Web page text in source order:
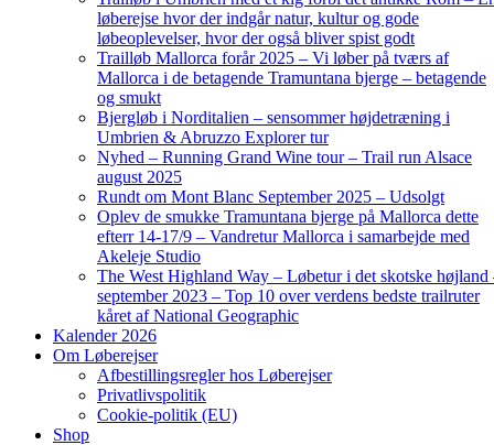
løberejse hvor der indgår natur, kultur og gode
løbeoplevelser, hvor der også bliver spist godt
Trailløb Mallorca forår 2025 – Vi løber på tværs af
Mallorca i de betagende Tramuntana bjerge – betagende
og smukt
Bjergløb i Norditalien – sensommer højdetræning i
Umbrien & Abruzzo Explorer tur
Nyhed – Running Grand Wine tour – Trail run Alsace
august 2025
Rundt om Mont Blanc September 2025 – Udsolgt
Oplev de smukke Tramuntana bjerge på Mallorca dette
efterr 14-17/9 – Vandretur Mallorca i samarbejde med
Akeleje Studio
The West Highland Way – Løbetur i det skotske højland
september 2023 – Top 10 over verdens bedste trailruter
kåret af National Geographic
Kalender 2026
Om Løberejser
Afbestillingsregler hos Løberejser
Privatlivspolitik
Cookie-politik (EU)
Shop